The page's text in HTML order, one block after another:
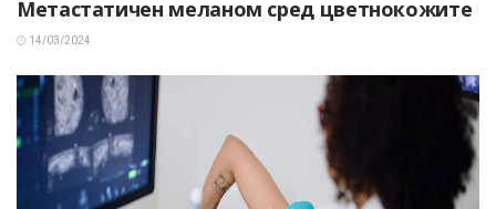
Метастатичен меланом сред цветнокожите
14/03/2024